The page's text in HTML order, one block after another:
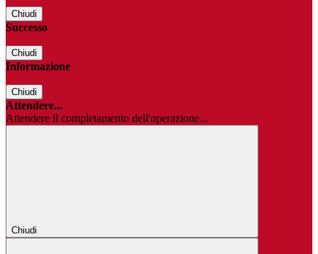
Chiudi
Successo
Chiudi
Informazione
Chiudi
Attendere...
Attendere il completamento dell'operazione...
Chiudi